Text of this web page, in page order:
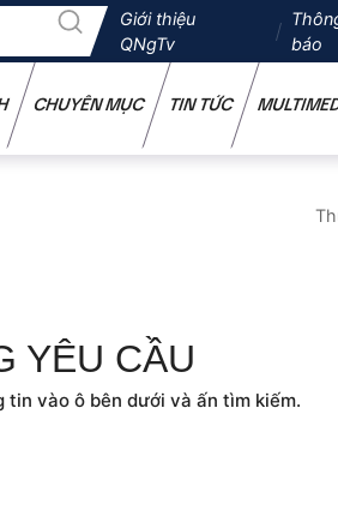
Giới thiệu
QNgTv
báo
CHUYÊN MỤC TIN TỨC
YÊU CẦU
vào ô bên dưới và ấn tìm kiếm.